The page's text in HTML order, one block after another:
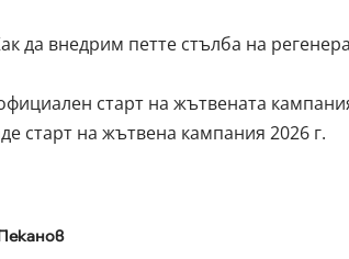
да внедрим петте стълба на
старт на жътвената
старт на жътвена кампания 2026 г.